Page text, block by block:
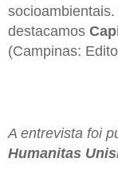
destacamos
(Campinas:
A entrevista foi
Humanitas